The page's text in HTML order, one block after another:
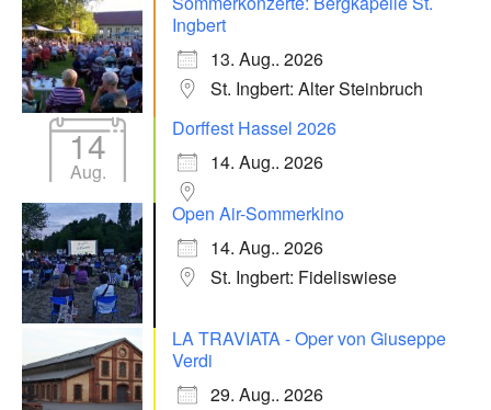
Ingbert
13. Aug.. 2026
St. Ingbert: Alter Steinbruch
14
Aug.
Dorffest Hassel 2026
14. Aug.. 2026
Open Air-Sommerkino
14. Aug.. 2026
St. Ingbert: Fideliswiese
LA TRAVIATA - Oper von Giuseppe
Verdi
29. Aug.. 2026